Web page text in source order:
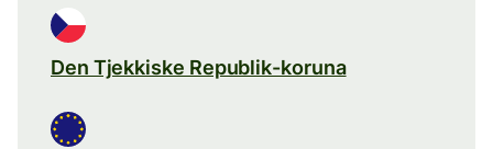
Den Tjekkiske Republik-koruna